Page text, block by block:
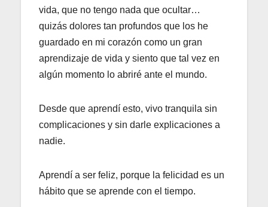
vida, que no tengo nada que ocultar…
quizás dolores tan profundos que los he
guardado en mi corazón como un gran
aprendizaje de vida y siento que tal vez en
algún momento lo abriré ante el mundo.
Desde que aprendí esto, vivo tranquila sin
complicaciones y sin darle explicaciones a
nadie.
Aprendí a ser feliz, porque la felicidad es un
hábito que se aprende con el tiempo.